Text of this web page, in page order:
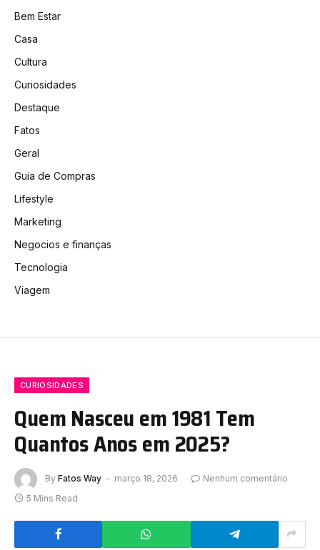
Bem Estar
Casa
Cultura
Curiosidades
Destaque
Fatos
Geral
Guia de Compras
Lifestyle
Marketing
Negocios e finanças
Tecnologia
Viagem
CURIOSIDADES
Quem Nasceu em 1981 Tem
Quantos Anos em 2025?
By Fatos Way março 18, 2026
Nenhum comentário
5 Mins Read